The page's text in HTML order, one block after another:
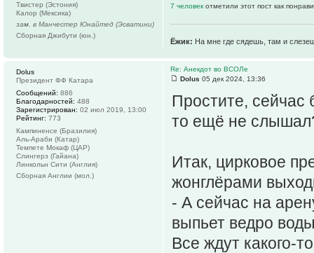
7 человек отметили этот пост как
Ёжик: На мне где сядешь, там и
Твистер (Эстония)
Калор (Мексика)
зам. в Манчестер Юнайтед (Эсватини)
Сборная Джибути (юн.)
Re: Анекдот во ВСОЛе
Dolus 05 дек 2024, 13:36
Простите, сейчас
то ещё не
Итак, цирковое
жонглёрами
- А сейчас на
выпьет ведро
Все ждут какого-
Dolus
Президент ФФ Катара
Сообщений: 886
Благодарностей: 488
Зарегистрирован: 02 июл 2019, 13:00
Рейтинг: 773
Кампиненсе (Бразилия)
Аль-Араби (Катар)
Темпете Мокаф (ЦАР)
Слингерз (Гайана)
Линкольн Сити (Англия)
Сборная Англии (мол.)